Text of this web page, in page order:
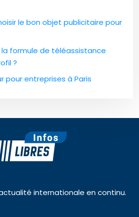
le bon objet publicitaire pour
formule de téléassistance
?
pour entreprises à Paris
internationale en continu.